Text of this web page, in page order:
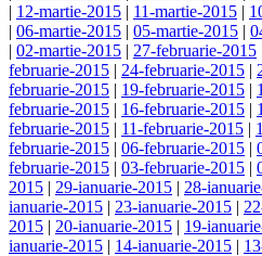
| 12-martie-2015 | 11-martie-2015 |
| 06-martie-2015 | 05-martie-2015 |
| 02-martie-2015 | 27-februarie-2015
februarie-2015 | 24-februarie-2015 |
februarie-2015 | 19-februarie-2015 |
februarie-2015 | 16-februarie-2015 |
februarie-2015 | 11-februarie-2015 |
februarie-2015 | 06-februarie-2015 |
februarie-2015 | 03-februarie-2015 |
2015 | 29-ianuarie-2015 | 28-
ianuarie-2015 | 23-ianuarie-2015 |
2015 | 20-ianuarie-2015 | 19-
ianuarie-2015 | 14-ianuarie-2015 |